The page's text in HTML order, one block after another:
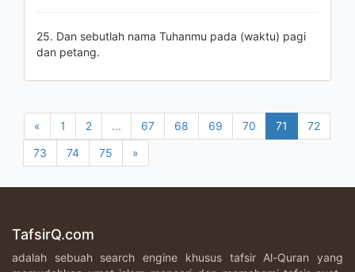
25. Dan sebutlah nama Tuhanmu pada (waktu) pagi
dan petang.
« 1 2 ... 67 68 69 70 71
72
73
74 75 »
TafsirQ.com
adalah sebuah search engine khusus tafsir Al-Quran yang